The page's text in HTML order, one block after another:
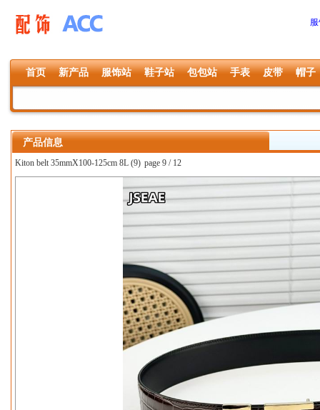
首页 新产品 服饰站 鞋子站 包包站 手表 皮带 帽子
产品信息
Kiton belt 35mmX100-125cm 8L (9) page 9 / 12
上一张